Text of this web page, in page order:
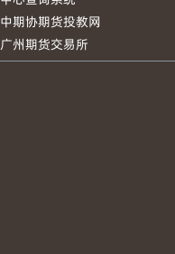
中期协期货投教网
广州期货交易所